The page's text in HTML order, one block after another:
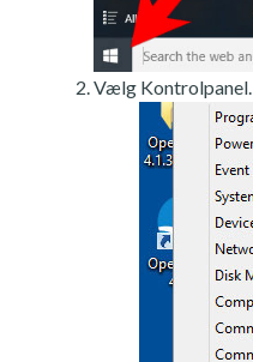
Vælg Kontrolpanel.